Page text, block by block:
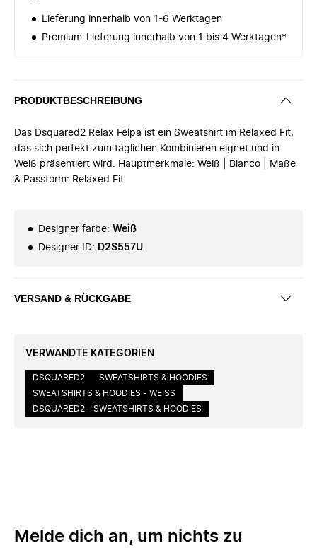
Lieferung innerhalb von 1-6 Werktagen
Premium-Lieferung innerhalb von 1 bis 4 Werktagen*
PRODUKTBESCHREIBUNG
Das Dsquared2 Relax Felpa ist ein Sweatshirt im Relaxed Fit,
das sich perfekt zum täglichen Kombinieren eignet und in
Weiß präsentiert wird. Hauptmerkmale: Weiß | Bianco | Maße
& Passform: Relaxed Fit
Designer farbe: Weiß
Designer ID: D2S557U
VERSAND & RÜCKGABE
VERWANDTE KATEGORIEN
DSQUARED2
SWEATSHIRTS & HOODIES
SWEATSHIRTS & HOODIES - WEISS
DSQUARED2 - SWEATSHIRTS & HOODIES
Melde dich an, um nichts zu